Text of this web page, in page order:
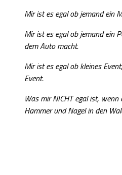
Mir ist es egal ob jemand ein
Mir ist es egal ob jemand ein
dem Auto macht.
Mir ist es egal ob kleines
Event.
Was mir NICHT egal ist, wenn
Hammer und Nagel in den